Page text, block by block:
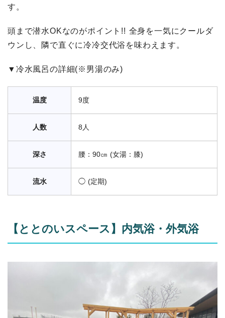
す。
頭まで潜水OKなのがポイント!! 全身を一気にクールダ
ウンし、隣で直ぐに冷冷交代浴を味わえます。
▼冷水風呂の詳細(※男湯のみ)
温度 9度
人数 8人
深さ 腰：90㎝ (女湯：膝)
流水 ◯ (定期)
【ととのいスペース】内気浴・外気浴